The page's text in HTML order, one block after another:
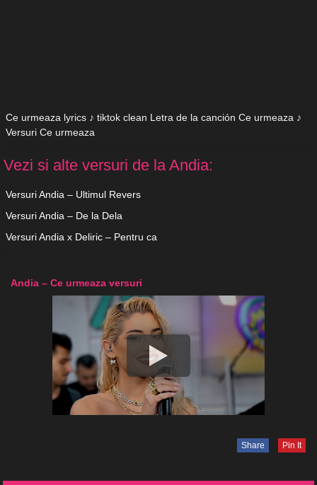
Ce urmeaza lyrics ♪ tiktok clean Letra de la canción Ce urmeaza ♪
Versuri Ce urmeaza
Vezi si alte versuri de la Andia:
Versuri Andia – Ultimul Revers
Versuri Andia – De la Dela
Versuri Andia x Deliric – Pentru ca
Andia – Ce urmeaza versuri
Share Pin It